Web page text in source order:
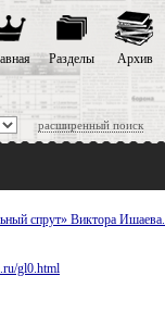
расширенный поиск
Разделы Архив
спрут» Виктора
gl0.html